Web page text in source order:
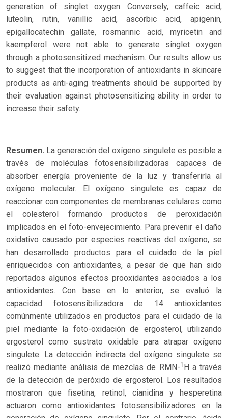
generation of singlet oxygen. Conversely, caffeic acid,
luteolin, rutin, vanillic acid, ascorbic acid, apigenin,
epigallocatechin gallate, rosmarinic acid, myricetin and
kaempferol were not able to generate singlet oxygen
through a photosensitized mechanism. Our results allow us
to suggest that the incorporation of antioxidants in skincare
products as anti-aging treatments should be supported by
their evaluation against photosensitizing ability in order to
increase their safety.
Resumen. La generación del oxígeno singulete es posible a
través de moléculas fotosensibilizadoras capaces de
absorber energía proveniente de la luz y transferirla al
oxígeno molecular. El oxígeno singulete es capaz de
reaccionar con componentes de membranas celulares como
el colesterol formando productos de peroxidación
implicados en el foto-envejecimiento. Para prevenir el daño
oxidativo causado por especies reactivas del oxígeno, se
han desarrollado productos para el cuidado de la piel
enriquecidos con antioxidantes, a pesar de que han sido
reportados algunos efectos prooxidantes asociados a los
antioxidantes. Con base en lo anterior, se evaluó la
capacidad fotosensibilizadora de 14 antioxidantes
comúnmente utilizados en productos para el cuidado de la
piel mediante la foto-oxidación de ergosterol, utilizando
ergosterol como sustrato oxidable para atrapar oxígeno
singulete. La detección indirecta del oxígeno singulete se
realizó mediante análisis de mezclas de RMN-1H a través
de la detección de peróxido de ergosterol. Los resultados
mostraron que fisetina, retinol, cianidina y hesperetina
actuaron como antioxidantes fotosensibilizadores en la